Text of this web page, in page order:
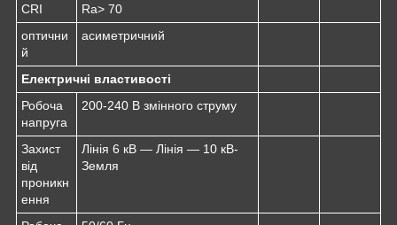
CRI
Ra> 70
оптични
й
асиметричний
Електричні властивості
Робоча
напруга
200-240 В змінного струму
Захист
від
проникн
ення
Лінія 6 кВ — Лінія — 10 кВ-
Земля